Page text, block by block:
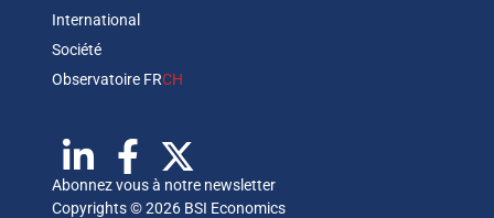
International
Société
Observatoire FRCH
Abonnez vous à notre newsletter
Copyrights © 2026 BSI Economics